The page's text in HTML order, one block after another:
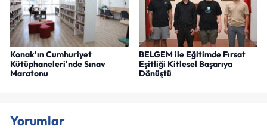
Konak'ın Cumhuriyet
Kütüphaneleri'nde Sınav
Maratonu
BELGEM ile Eğitimde Fırsat
Eşitliği Kitlesel Başarıya
Dönüştü
Yorumlar